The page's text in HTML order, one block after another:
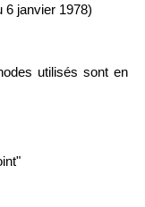
6 janvier 1978)
utilisés sont en